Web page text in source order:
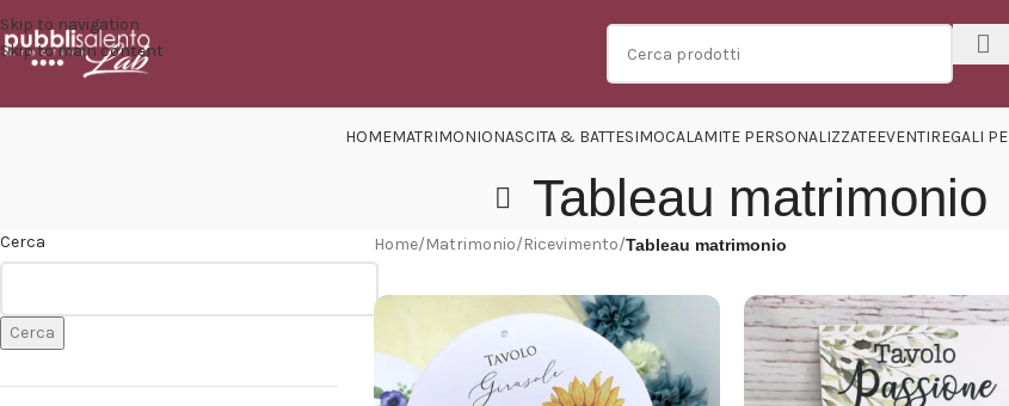
Skip to navigation
Skip to main content
HOMEMATRIMONIONASCITA & BATTESIMOCALAMITE PERSONALIZZATEEVENTIREGALI
Tableau matrimonio
Cerca
Cerca
Home/Matrimonio/Ricevimento/Tableau matrimonio